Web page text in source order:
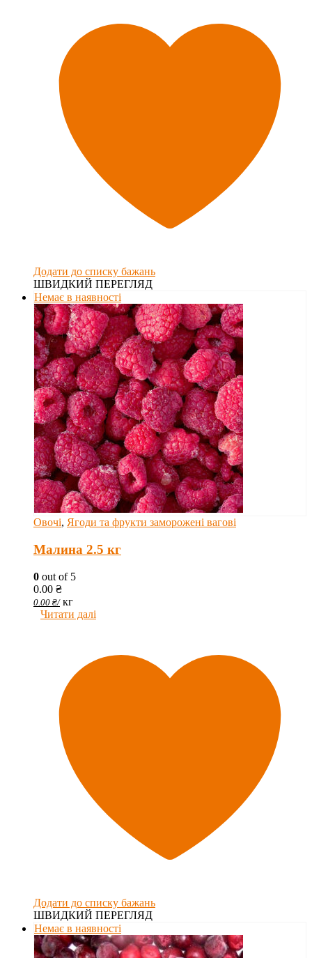
Додати до списку бажань
ШВИДКИЙ ПЕРЕГЛЯД
Немає в наявності
Овочі, Ягоди та фрукти заморожені вагові
Малина 2.5 кг
0 out of 5
0.00 ₴
0.00 ₴/ кг
Читати далі
Додати до списку бажань
ШВИДКИЙ ПЕРЕГЛЯД
Немає в наявності